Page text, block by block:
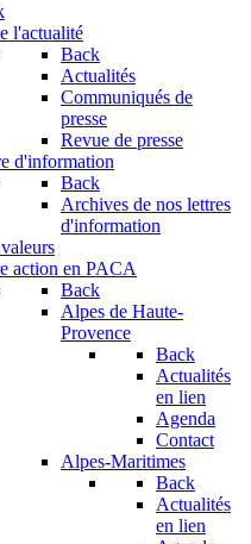
l'actualité
Back
Actualités
Communiqués de
presse
Revue de presse
d'information
Back
Archives de nos lettres
d'information
action en PACA
Back
Alpes de Haute-
Provence
Back
Actualités
en lien
Agenda
Contact
Alpes-Maritimes
Back
Actualités
en lien